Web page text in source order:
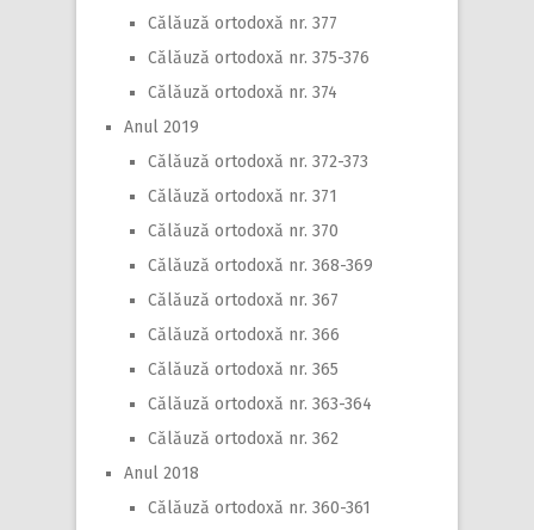
Călăuză ortodoxă nr. 377
Călăuză ortodoxă nr. 375-376
Călăuză ortodoxă nr. 374
Anul 2019
Călăuză ortodoxă nr. 372-373
Călăuză ortodoxă nr. 371
Călăuză ortodoxă nr. 370
Călăuză ortodoxă nr. 368-369
Călăuză ortodoxă nr. 367
Călăuză ortodoxă nr. 366
Călăuză ortodoxă nr. 365
Călăuză ortodoxă nr. 363-364
Călăuză ortodoxă nr. 362
Anul 2018
Călăuză ortodoxă nr. 360-361